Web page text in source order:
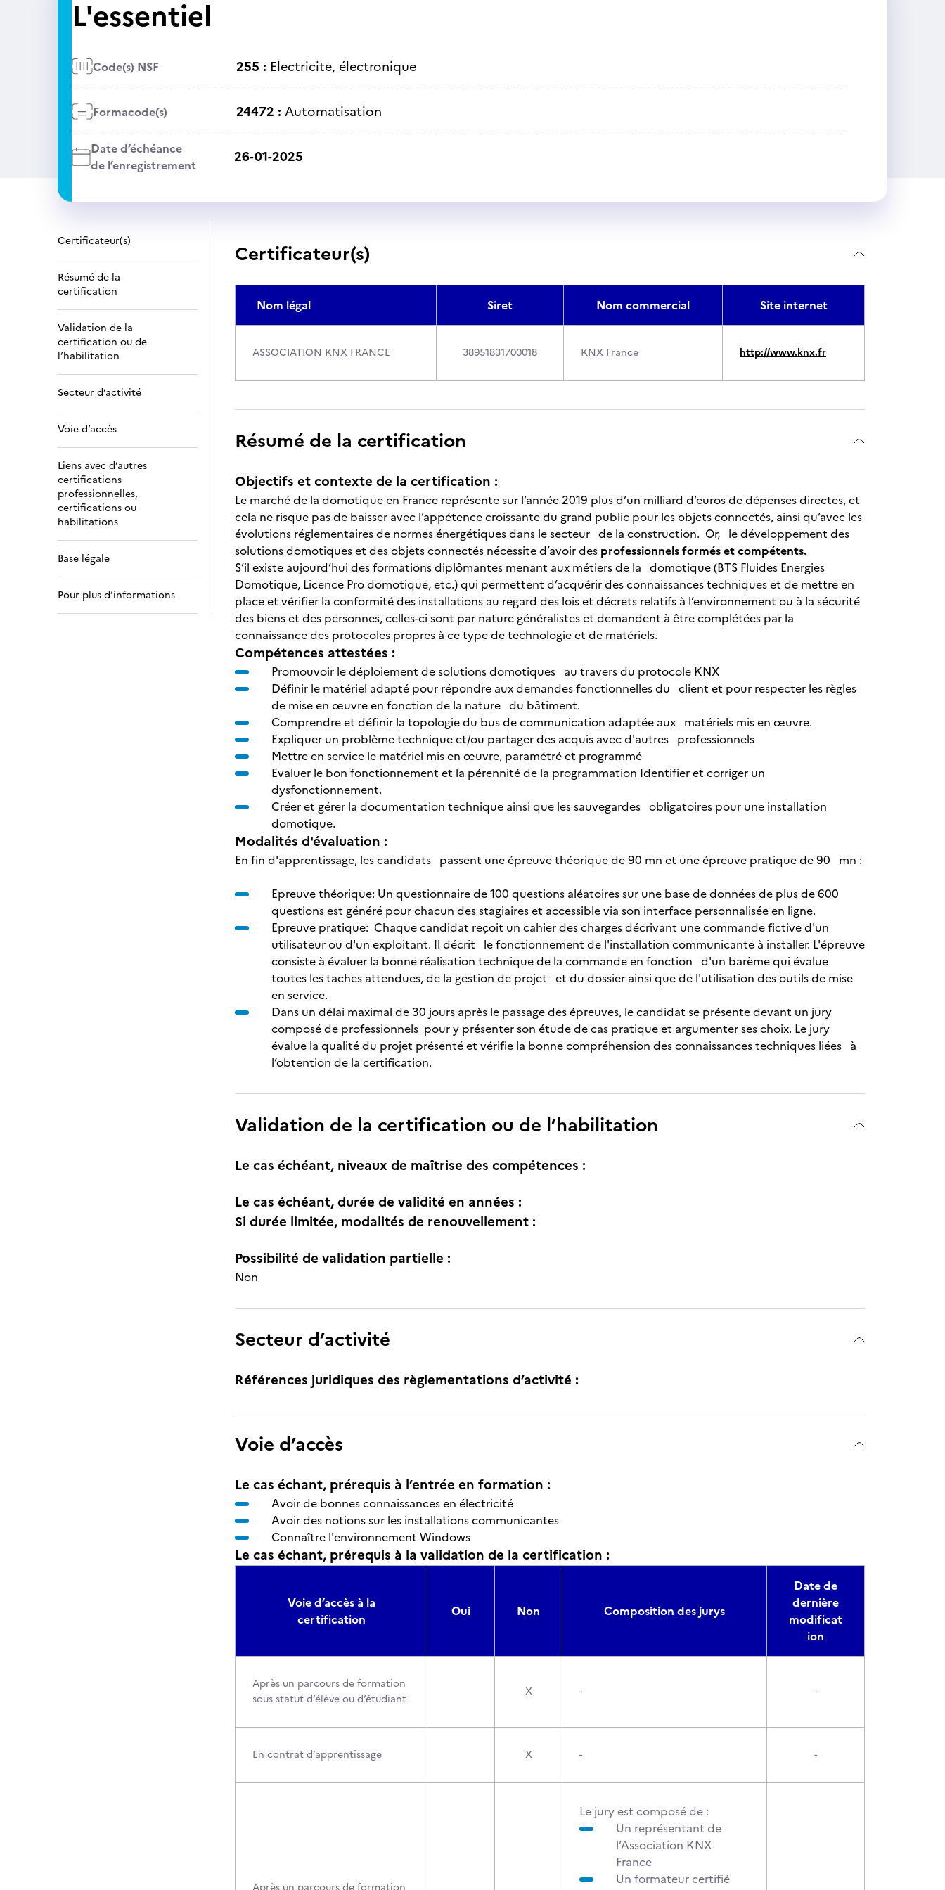
L'essentiel
Code(s) NSF 255 : Electricite, électronique
Formacode(s) 24472 : Automatisation
Date d’échéance
de l’enregistrement
26-01-2025
Certificateur(s)
Résumé de la
certification
Validation de la
certification ou de
l’habilitation
Secteur d’activité
Voie d’accès
Liens avec d’autres
certifications
professionnelles,
certifications ou
habilitations
Base légale
Pour plus d’informations
Certificateur(s)
Nom légal Siret Nom commercial Site internet
ASSOCIATION KNX FRANCE 38951831700018 KNX France http://www.knx.fr
Résumé de la certification
Objectifs et contexte de la certification :
Le marché de la domotique en France représente sur l’année 2019 plus d’un milliard d’euros de dépenses directes, et
cela ne risque pas de baisser avec l’appétence croissante du grand public pour les objets connectés, ainsi qu’avec les
évolutions réglementaires de normes énergétiques dans le secteur de la construction. Or, le développement des
solutions domotiques et des objets connectés nécessite d’avoir des professionnels formés et compétents.
S’il existe aujourd’hui des formations diplômantes menant aux métiers de la domotique (BTS Fluides Energies
Domotique, Licence Pro domotique, etc.) qui permettent d’acquérir des connaissances techniques et de mettre en
place et vérifier la conformité des installations au regard des lois et décrets relatifs à l’environnement ou à la sécurité
des biens et des personnes, celles-ci sont par nature généralistes et demandent à être complétées par la
connaissance des protocoles propres à ce type de technologie et de matériels.
Compétences attestées :
Promouvoir le déploiement de solutions domotiques au travers du protocole KNX
Définir le matériel adapté pour répondre aux demandes fonctionnelles du client et pour respecter les règles
de mise en œuvre en fonction de la nature du bâtiment.
Comprendre et définir la topologie du bus de communication adaptée aux matériels mis en œuvre.
Expliquer un problème technique et/ou partager des acquis avec d'autres professionnels
Mettre en service le matériel mis en œuvre, paramétré et programmé
Evaluer le bon fonctionnement et la pérennité de la programmation Identifier et corriger un
dysfonctionnement.
Créer et gérer la documentation technique ainsi que les sauvegardes obligatoires pour une installation
domotique.
Modalités d'évaluation :
En fin d'apprentissage, les candidats passent une épreuve théorique de 90 mn et une épreuve pratique de 90 mn :
Epreuve théorique: Un questionnaire de 100 questions aléatoires sur une base de données de plus de 600
questions est généré pour chacun des stagiaires et accessible via son interface personnalisée en ligne.
Epreuve pratique: Chaque candidat reçoit un cahier des charges décrivant une commande fictive d'un
utilisateur ou d'un exploitant. Il décrit le fonctionnement de l'installation communicante à installer. L'épreuve
consiste à évaluer la bonne réalisation technique de la commande en fonction d'un barème qui évalue
toutes les taches attendues, de la gestion de projet et du dossier ainsi que de l'utilisation des outils de mise
en service.
Dans un délai maximal de 30 jours après le passage des épreuves, le candidat se présente devant un jury
composé de professionnels pour y présenter son étude de cas pratique et argumenter ses choix. Le jury
évalue la qualité du projet présenté et vérifie la bonne compréhension des connaissances techniques liées à
l’obtention de la certification.
Validation de la certification ou de l’habilitation
Le cas échéant, niveaux de maîtrise des compétences :
Le cas échéant, durée de validité en années :
Si durée limitée, modalités de renouvellement :
Possibilité de validation partielle :
Non
Secteur d’activité
Références juridiques des règlementations d’activité :
Voie d’accès
Le cas échant, prérequis à l’entrée en formation :
Avoir de bonnes connaissances en électricité
Avoir des notions sur les installations communicantes
Connaître l'environnement Windows
Le cas échant, prérequis à la validation de la certification :
Voie d’accès à la
certification
Oui Non Composition des jurys
Date de
dernière
modificat
ion
Après un parcours de formation
sous statut d’élève ou d’étudiant
X - -
En contrat d’apprentissage X - -
Le jury est composé de :
Un représentant de
l’Association KNX
France
Un formateur certifié